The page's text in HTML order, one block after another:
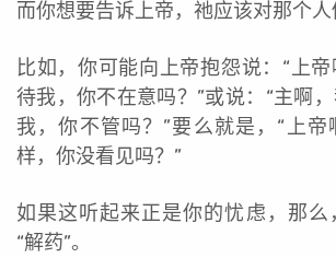
而你想要告诉上帝，祂应该对那个人
比如，你可能向上帝抱怨说：“上
待我，你不在意吗？”或说：“主啊
我，你不管吗？”要么就是，“上帝
样，你没看见吗？”
如果这听起来正是你的忧虑，那么
“解药”。